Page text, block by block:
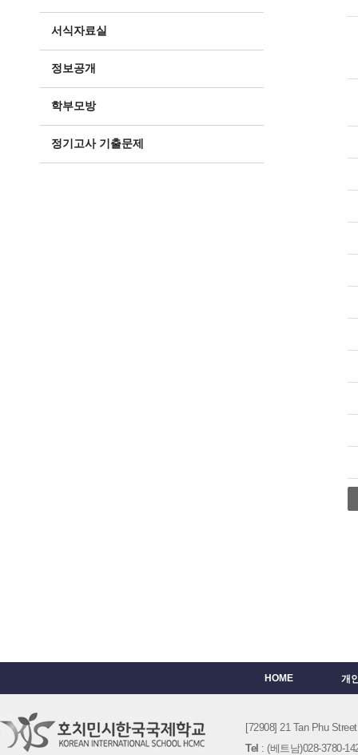
서식자료실
정보공개
학부모방
정기고사 기출문제
HOME 개
[72908] 21 Tan Phu
Tel : (베트남)028-3780-